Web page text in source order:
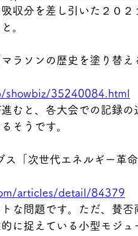
収分を差し引いた２０
。
ソンの歴史を塗り替え
showbiz/35240084.html
むと、各大会での記録
そうです。
「次世代エネルギー革
articles/detail/84379
な問題です。ただ、賛
に捉えている小型モジ